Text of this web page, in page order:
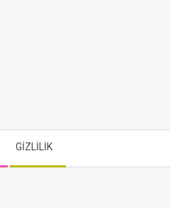
GİZLİLİK